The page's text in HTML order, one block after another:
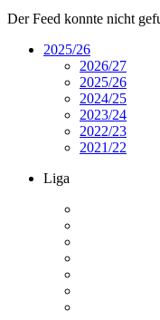
Der Feed konnte nicht
2025/26
2026/27
2025/26
2024/25
2023/24
2022/23
2021/22
Liga